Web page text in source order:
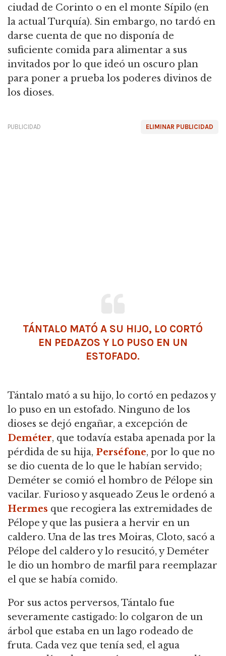
ciudad de Corinto o en el monte Sípilo (en
la actual Turquía). Sin embargo, no tardó en
darse cuenta de que no disponía de
suficiente comida para alimentar a sus
invitados por lo que ideó un oscuro plan
para poner a prueba los poderes divinos de
los dioses.
ELIMINAR PUBLICIDAD
PUBLICIDAD
TÁNTALO MATÓ A SU HIJO, LO CORTÓ
EN PEDAZOS Y LO PUSO EN UN
ESTOFADO.
Tántalo mató a su hijo, lo cortó en pedazos y
lo puso en un estofado. Ninguno de los
dioses se dejó engañar, a excepción de
Deméter, que todavía estaba apenada por la
pérdida de su hija, Perséfone, por lo que no
se dio cuenta de lo que le habían servido;
Deméter se comió el hombro de Pélope sin
vacilar. Furioso y asqueado Zeus le ordenó a
Hermes que recogiera las extremidades de
Pélope y que las pusiera a hervir en un
caldero. Una de las tres Moiras, Cloto, sacó a
Pélope del caldero y lo resucitó, y Deméter
le dio un hombro de marfil para reemplazar
el que se había comido.
Por sus actos perversos, Tántalo fue
severamente castigado: lo colgaron de un
árbol que estaba en un lago rodeado de
fruta. Cada vez que tenía sed, el agua